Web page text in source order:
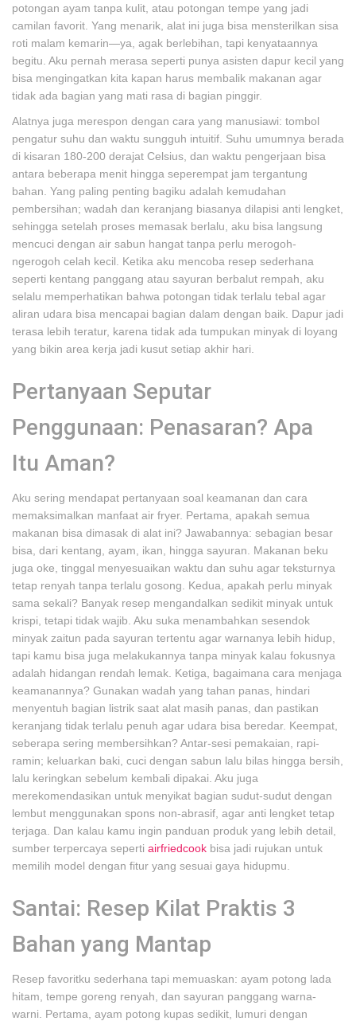
potongan ayam tanpa kulit, atau potongan tempe yang jadi
camilan favorit. Yang menarik, alat ini juga bisa mensterilkan sisa
roti malam kemarin—ya, agak berlebihan, tapi kenyataannya
begitu. Aku pernah merasa seperti punya asisten dapur kecil yang
bisa mengingatkan kita kapan harus membalik makanan agar
tidak ada bagian yang mati rasa di bagian pinggir.
Alatnya juga merespon dengan cara yang manusiawi: tombol
pengatur suhu dan waktu sungguh intuitif. Suhu umumnya berada
di kisaran 180-200 derajat Celsius, dan waktu pengerjaan bisa
antara beberapa menit hingga seperempat jam tergantung
bahan. Yang paling penting bagiku adalah kemudahan
pembersihan; wadah dan keranjang biasanya dilapisi anti lengket,
sehingga setelah proses memasak berlalu, aku bisa langsung
mencuci dengan air sabun hangat tanpa perlu merogoh-
ngerogoh celah kecil. Ketika aku mencoba resep sederhana
seperti kentang panggang atau sayuran berbalut rempah, aku
selalu memperhatikan bahwa potongan tidak terlalu tebal agar
aliran udara bisa mencapai bagian dalam dengan baik. Dapur jadi
terasa lebih teratur, karena tidak ada tumpukan minyak di loyang
yang bikin area kerja jadi kusut setiap akhir hari.
Pertanyaan Seputar
Penggunaan: Penasaran? Apa
Itu Aman?
Aku sering mendapat pertanyaan soal keamanan dan cara
memaksimalkan manfaat air fryer. Pertama, apakah semua
makanan bisa dimasak di alat ini? Jawabannya: sebagian besar
bisa, dari kentang, ayam, ikan, hingga sayuran. Makanan beku
juga oke, tinggal menyesuaikan waktu dan suhu agar teksturnya
tetap renyah tanpa terlalu gosong. Kedua, apakah perlu minyak
sama sekali? Banyak resep mengandalkan sedikit minyak untuk
krispi, tetapi tidak wajib. Aku suka menambahkan sesendok
minyak zaitun pada sayuran tertentu agar warnanya lebih hidup,
tapi kamu bisa juga melakukannya tanpa minyak kalau fokusnya
adalah hidangan rendah lemak. Ketiga, bagaimana cara menjaga
keamanannya? Gunakan wadah yang tahan panas, hindari
menyentuh bagian listrik saat alat masih panas, dan pastikan
keranjang tidak terlalu penuh agar udara bisa beredar. Keempat,
seberapa sering membersihkan? Antar-sesi pemakaian, rapi-
ramin; keluarkan baki, cuci dengan sabun lalu bilas hingga bersih,
lalu keringkan sebelum kembali dipakai. Aku juga
merekomendasikan untuk menyikat bagian sudut-sudut dengan
lembut menggunakan spons non-abrasif, agar anti lengket tetap
terjaga. Dan kalau kamu ingin panduan produk yang lebih detail,
sumber terpercaya seperti airfriedcook bisa jadi rujukan untuk
memilih model dengan fitur yang sesuai gaya hidupmu.
Santai: Resep Kilat Praktis 3
Bahan yang Mantap
Resep favoritku sederhana tapi memuaskan: ayam potong lada
hitam, tempe goreng renyah, dan sayuran panggang warna-
warni. Pertama, ayam potong kupas sedikit, lumuri dengan